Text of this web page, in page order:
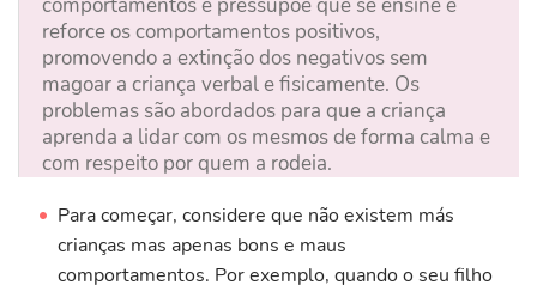
comportamentos e pressupõe que se ensine e
reforce os comportamentos positivos,
promovendo a extinção dos negativos sem
magoar a criança verbal e fisicamente. Os
problemas são abordados para que a criança
aprenda a lidar com os mesmos de forma calma e
com respeito por quem a rodeia.
Para começar, considere que não existem más
crianças mas apenas bons e maus
comportamentos. Por exemplo, quando o seu filho